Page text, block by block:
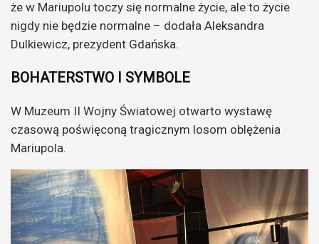
że w Mariupolu toczy się normalne życie, ale to życie
nigdy nie będzie normalne – dodała Aleksandra
Dulkiewicz, prezydent Gdańska.
BOHATERSTWO I SYMBOLE
W Muzeum II Wojny Światowej otwarto wystawę
czasową poświęconą tragicznym losom oblężenia
Mariupola.